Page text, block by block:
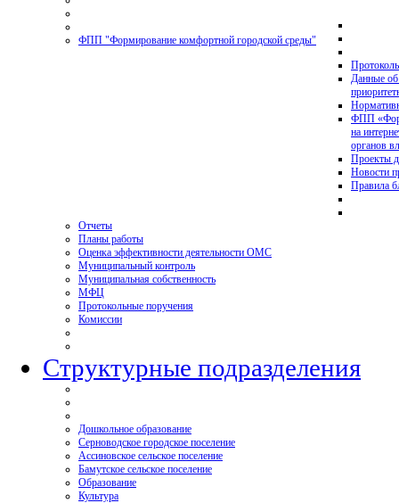
ФПП "Формирование комфортной городской среды"
Данные об
ФПП
на
органов
Проекты
Новости
Правила
Отчеты
Планы работы
Оценка эффективности деятельности ОМС
Муниципальный контроль
Муниципальная собственность
МФЦ
Протокольные поручения
Комиссии
Структурные подразделения
Дошкольное образование
Серноводское городское поселение
Ассиновское сельское поселение
Бамутское сельское поселение
Образование
Культура